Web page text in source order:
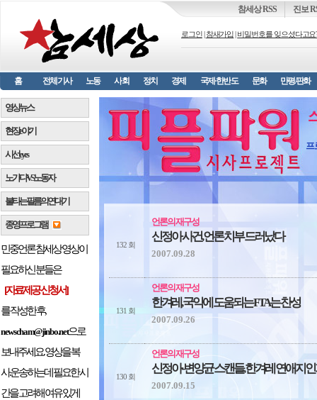
진보
참세상 RSS
로그인 참새가입 비밀번호를 잊으셨다고요
홈 전체기사 노동 사회 정치 경제 국제·한반도 문화 만평/판화
132 회
언론의 재구성
신정아 사건, 언론 치부 드러났다
2007.09.28
131 회
언론의 재구성
한겨레, 국익에 도움되는 FTA는 찬성
2007.09.26
130 회
언론의 재구성
신정아-변양균 스캔들, 한겨레 연애지
2007.09.15
프
영상뉴스
현장 e 야기
시선 e y e s
노가다 VS 노동자
불타는 필름의 연대기
종영프로그램
민중언론 참세상 영상이
필요하신 분들은
[자료제공 신청서]
를 작성한 후,
newscham@jinbo.net으로
보내주세요. 영상을 복
사.운송하는데 필요한 시
간을 고려해 여유 있게